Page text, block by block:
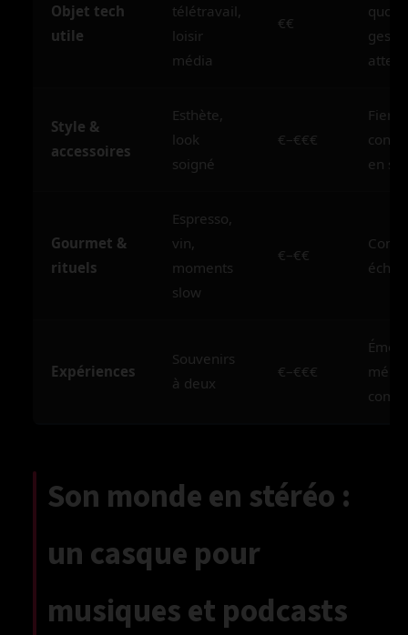
Objet tech
utile
télétravail,
loisir
média
€€
geste
Style &
accessoires
Esthète,
look
soigné
€–€€€
Fierté,
en soi
Gourmet &
rituels
Espresso,
vin,
moments
slow
€–€€
Expériences
Souvenirs
à deux
€–€€€
Son monde en stéréo :
un casque pour
musiques et podcasts